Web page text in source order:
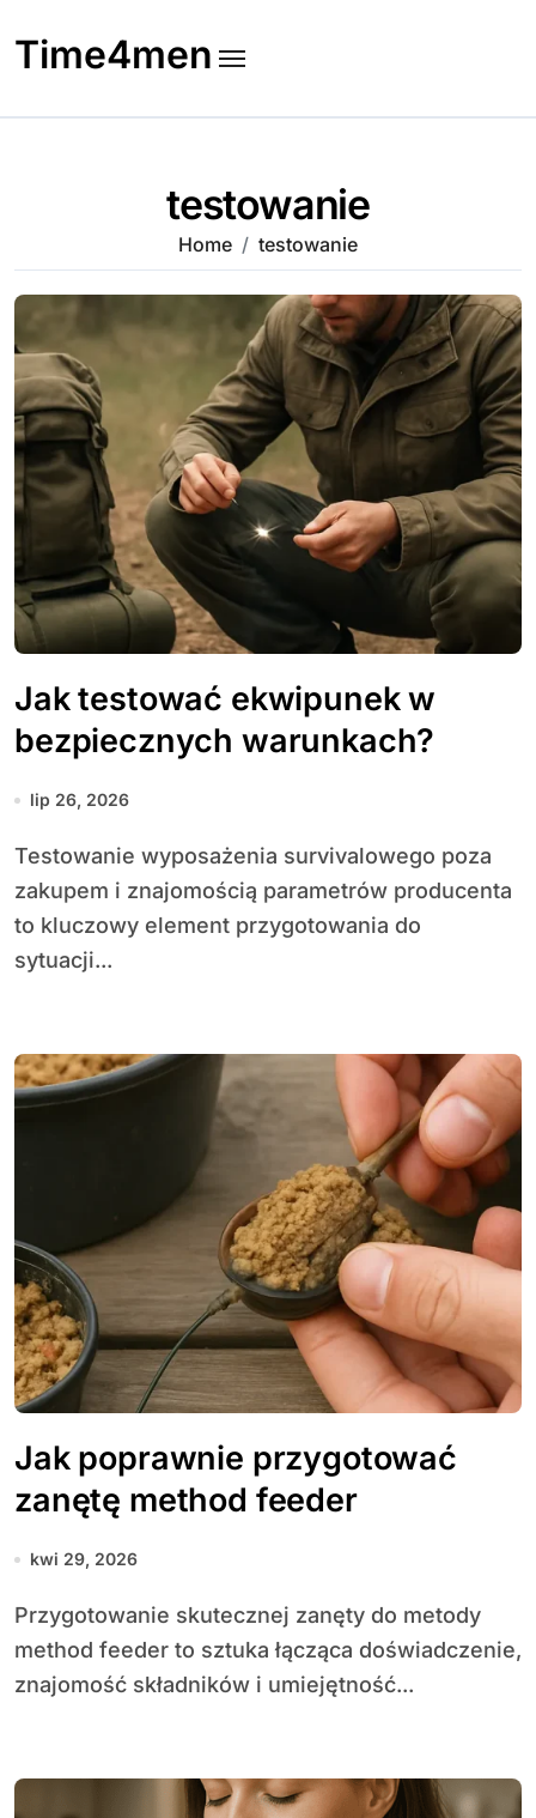
to
content
Time4men
testowanie
Home testowanie
Jak testować ekwipunek w
bezpiecznych warunkach?
lip 26, 2026
Testowanie wyposażenia survivalowego poza
zakupem i znajomością parametrów producenta
to kluczowy element przygotowania do
sytuacji...
Jak poprawnie przygotować
zanętę method feeder
kwi 29, 2026
Przygotowanie skutecznej zanęty do metody
method feeder to sztuka łącząca doświadczenie,
znajomość składników i umiejętność...